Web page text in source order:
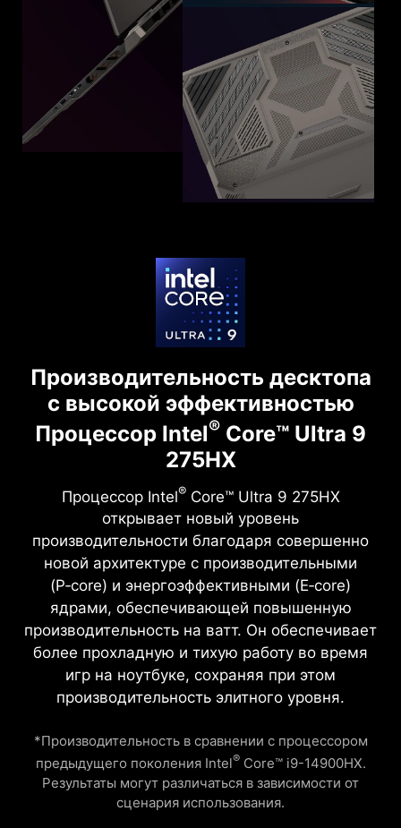
Производительность десктопа
с высокой эффективностью
Процессор Intel® Core™ Ultra 9
275HX
Процессор Intel®Core™ Ultra 9 275HX
открывает новый уровень
производительности благодаря совершенно
новой архитектуре с производительными
(P‑core) и энергоэффективными (E‑core)
ядрами, обеспечивающей повышенную
производительность на ватт. Он обеспечивает
более прохладную и тихую работу во время
игр на ноутбуке, сохраняя при этом
производительность элитного уровня.
*Производительность в сравнении с процессором
предыдущего поколения Intel®Core™ i9-14900HX.
Результаты могут различаться в зависимости от
сценария использования.